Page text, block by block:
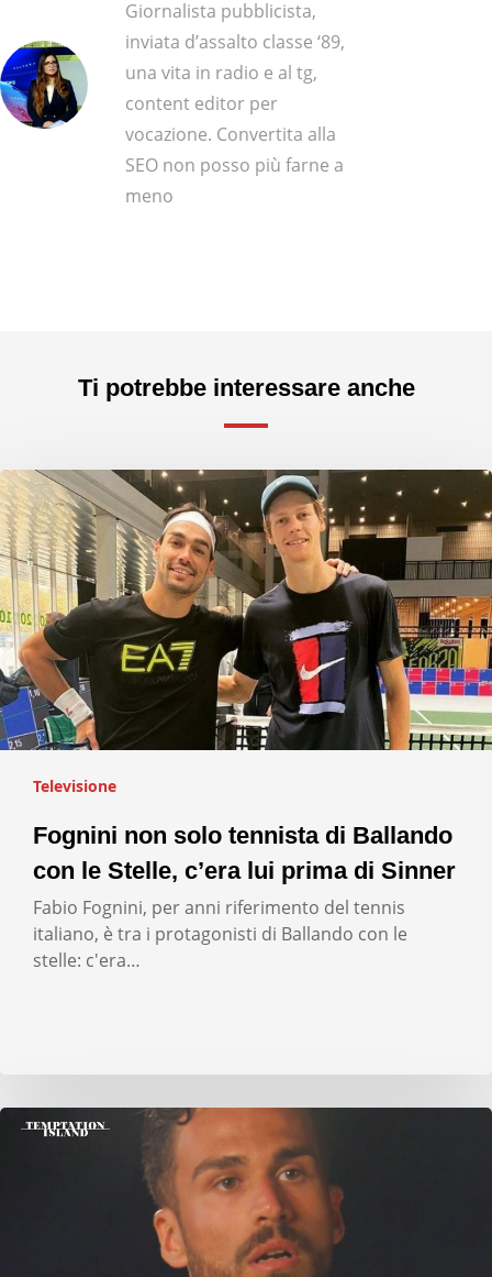
Giornalista pubblicista,
inviata d’assalto classe ‘89,
una vita in radio e al tg,
content editor per
vocazione. Convertita alla
SEO non posso più farne a
meno
Ti potrebbe interessare anche
Televisione
Fognini non solo tennista di Ballando
con le Stelle, c’era lui prima di Sinner
Fabio Fognini, per anni riferimento del tennis
italiano, è tra i protagonisti di Ballando con le
stelle: c'era…